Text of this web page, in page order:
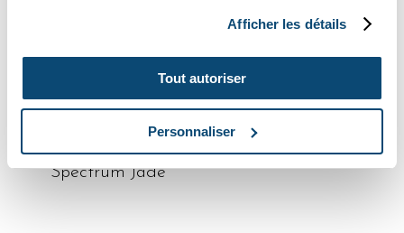
Afficher les détails
Tout autoriser
Personnaliser
Callisto Pecan
lire la suite
Spectrum Jade